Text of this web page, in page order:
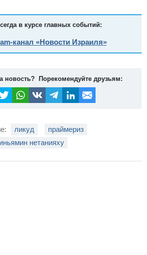
в курсе главных событий:
канал «Новости Израиля»
новость? Порекомендуйте друзьям:
ликуд
праймериз
нетанияху